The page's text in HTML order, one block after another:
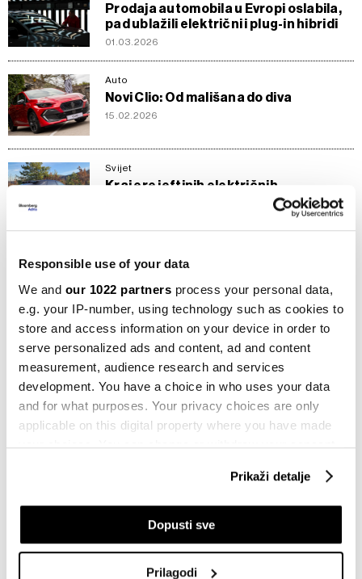
Responsible use of your data
We and our 1022 partners process your personal data,
e.g. your IP-number, using technology such as cookies to
store and access information on your device in order to
serve personalized ads and content, ad and content
measurement, audience research and services
development. You have a choice in who uses your data
and for what purposes. Your privacy choices are only
applicable on this digital property where you have made
your choices. You can change or withdraw your consent
If you allow, we would also like to:
Collect information about your geographical
Prikaži detalje
Dopusti sve
Prilagodi
Prodaja automobila u Evropi oslabila,
pad ublažili električni i plug-in hibridi
01.03.2026
Auto
Novi Clio: Od mališana do diva
15.02.2026
Svijet
Kraj ere jeftinih električnih
automobila, Kina mijenja pravila
ACC zatvara fabrike u Njemačkoj i Italiji
dok Stellantis odustaje od električnih
vozila
09.02.2026
Zelena tehnologija
dio automobila ne ostaje neiskorišten
08.02.2026
Kompanije
Električni automobili prvi put ispred
benzinaca u EU